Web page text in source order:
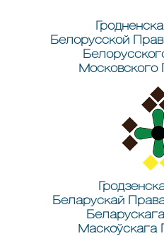
Белорусской
Московского
Беларускай
Маскоўскага